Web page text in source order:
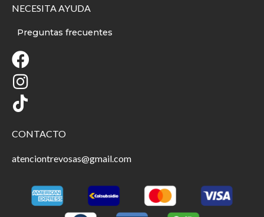
NECESITA AYUDA
Preguntas frecuentes
CONTACTO
atenciontrevosas@gmail.com